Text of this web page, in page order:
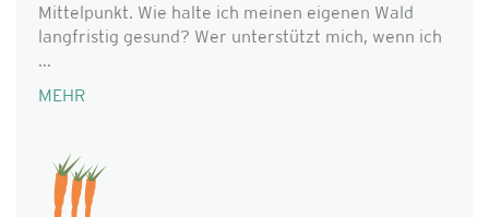
Mittelpunkt. Wie halte ich meinen eigenen Wald
langfristig gesund? Wer unterstützt mich, wenn ich
...
MEHR